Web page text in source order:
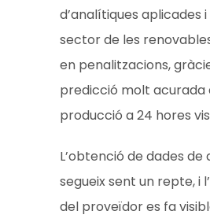
d’analítiques aplicades
sector de les
en penalitzacions,
predicció molt acurada
producció a 24 hores
L’obtenció de dades de
segueix sent un repte, i
del proveïdor es fa